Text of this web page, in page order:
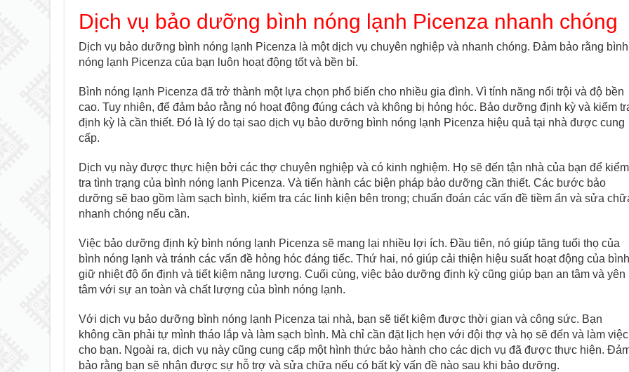
Dịch vụ bảo dưỡng bình nóng lạnh Picenza nhanh chóng
Dịch vụ bảo dưỡng bình nóng lạnh Picenza là một dịch vụ chuyên nghiệp và nhanh chóng. Đảm bảo rằng bình
nóng lạnh Picenza của bạn luôn hoạt động tốt và bền bỉ.
Bình nóng lạnh Picenza đã trở thành một lựa chọn phổ biến cho nhiều gia đình. Vì tính năng nổi trội và độ bền
cao. Tuy nhiên, để đảm bảo rằng nó hoạt động đúng cách và không bị hỏng hóc. Bảo dưỡng định kỳ và kiểm
định kỳ là cần thiết. Đó là lý do tại sao dịch vụ bảo dưỡng bình nóng lạnh Picenza hiệu quả tại nhà được cung
cấp.
Dịch vụ này được thực hiện bởi các thợ chuyên nghiệp và có kinh nghiệm. Họ sẽ đến tận nhà của bạn để kiểm
tra tình trạng của bình nóng lạnh Picenza. Và tiến hành các biện pháp bảo dưỡng cần thiết. Các bước bảo
dưỡng sẽ bao gồm làm sạch bình, kiểm tra các linh kiện bên trong; chuẩn đoán các vấn đề tiềm ẩn và sửa
nhanh chóng nếu cần.
Việc bảo dưỡng định kỳ bình nóng lạnh Picenza sẽ mang lại nhiều lợi ích. Đầu tiên, nó giúp tăng tuổi thọ của
bình nóng lạnh và tránh các vấn đề hỏng hóc đáng tiếc. Thứ hai, nó giúp cải thiện hiệu suất hoạt động của
giữ nhiệt độ ổn định và tiết kiệm năng lượng. Cuối cùng, việc bảo dưỡng định kỳ cũng giúp bạn an tâm và yên
tâm với sự an toàn và chất lượng của bình nóng lạnh.
Với dịch vụ bảo dưỡng bình nóng lạnh Picenza tại nhà, bạn sẽ tiết kiệm được thời gian và công sức. Bạn
không cần phải tự mình tháo lắp và làm sạch bình. Mà chỉ cần đặt lịch hẹn với đội thợ và họ sẽ đến và làm việc
cho bạn. Ngoài ra, dịch vụ này cũng cung cấp một hình thức bảo hành cho các dịch vụ đã được thực hiện.
bảo rằng bạn sẽ nhận được sự hỗ trợ và sửa chữa nếu có bất kỳ vấn đề nào sau khi bảo dưỡng.